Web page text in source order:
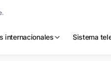
internacionales Sistema